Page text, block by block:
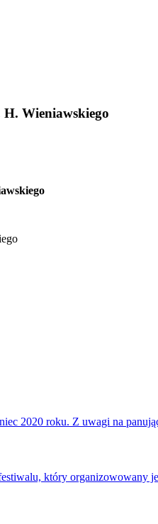
Wieniawskiego
2020 roku. Z uwagi na
który organizowowany